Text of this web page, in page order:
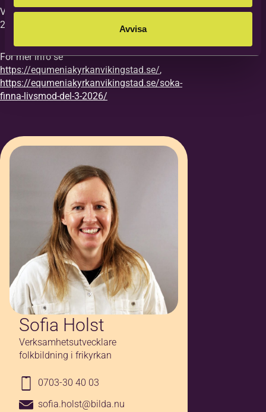
Avvisa
Vi vill ha din anmälan till kursen senast
27/8.
För mer info se
https://equmeniakyrkanvikingstad.se/,
https://equmeniakyrkanvikingstad.se/soka-
finna-livsmod-del-3-2026/
Sofia Holst
Verksamhetsutvecklare
folkbildning i frikyrkan
0703-30 40 03
sofia.holst@bilda.nu